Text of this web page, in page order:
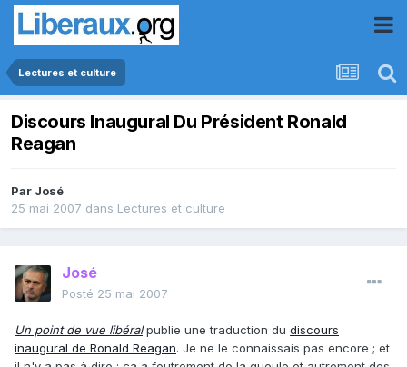
Lectures et culture
Discours Inaugural Du Président Ronald
Reagan
Par José
25 mai 2007 dans Lectures et culture
José
Posté 25 mai 2007
Un point de vue libéralpublie une traduction du discours
inaugural de Ronald Reagan. Je ne le connaissais pas encore ; et